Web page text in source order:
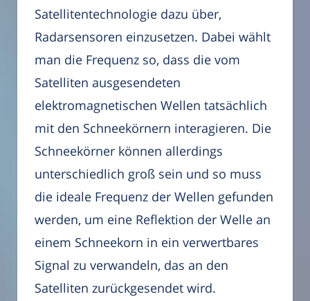
Satellitentechnologie dazu über,
Radarsensoren einzusetzen. Dabei wählt
man die Frequenz so, dass die vom
Satelliten ausgesendeten
elektromagnetischen Wellen tatsächlich
mit den Schneekörnern interagieren. Die
Schneekörner können allerdings
unterschiedlich groß sein und so muss
die ideale Frequenz der Wellen gefunden
werden, um eine Reflektion der Welle an
einem Schneekorn in ein verwertbares
Signal zu verwandeln, das an den
Satelliten zurückgesendet wird.